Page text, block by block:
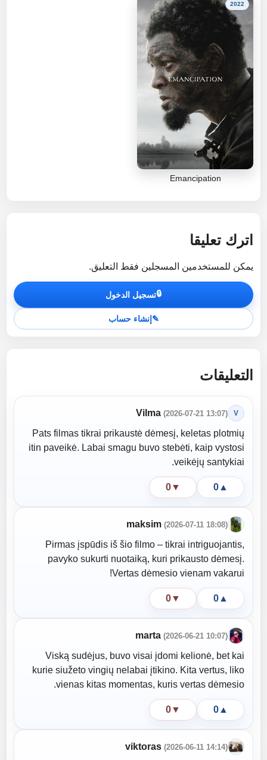
2022
Emancipation
اترك تعليقا
يمكن للمستخدمين المسجلين فقط التعليق.
🔒تسجيل الدخول
✎إنشاء حساب
التعليقات
V
Vilma(2026-07-21 13:07)
Pats filmas tikrai prikaustė dėmesį, keletas plotmių
itin paveikė. Labai smagu buvo stebėti, kaip vystosi
veikėjų santykiai.
▲
0
▼
0
maksim(2026-07-11 18:08)
Pirmas įspūdis iš šio filmo – tikrai intriguojantis,
pavyko sukurti nuotaiką, kuri prikausto dėmesį.
Vertas dėmesio vienam vakarui!
▲
0
▼
0
marta(2026-06-21 10:07)
Viską sudėjus, buvo visai įdomi kelionė, bet kai
kurie siužeto vingių nelabai įtikino. Kita vertus, liko
vienas kitas momentas, kuris vertas dėmesio.
▲
0
▼
0
viktoras(2026-06-11 14:14)